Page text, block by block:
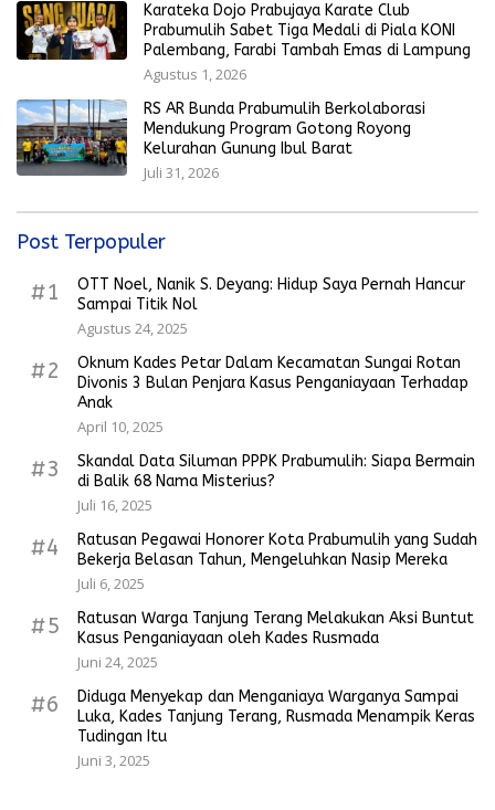
Karateka Dojo Prabujaya Karate Club
Prabumulih Sabet Tiga Medali di Piala KONI
Palembang, Farabi Tambah Emas di Lampung
Agustus 1, 2026
RS AR Bunda Prabumulih Berkolaborasi
Mendukung Program Gotong Royong
Kelurahan Gunung Ibul Barat
Juli 31, 2026
Post Terpopuler
#1
OTT Noel, Nanik S. Deyang: Hidup Saya Pernah Hancur
Sampai Titik Nol
Agustus 24, 2025
#2
Oknum Kades Petar Dalam Kecamatan Sungai Rotan
Divonis 3 Bulan Penjara Kasus Penganiayaan Terhadap
Anak
April 10, 2025
#3
Skandal Data Siluman PPPK Prabumulih: Siapa Bermain
di Balik 68 Nama Misterius?
Juli 16, 2025
#4
Ratusan Pegawai Honorer Kota Prabumulih yang Sudah
Bekerja Belasan Tahun, Mengeluhkan Nasip Mereka
Juli 6, 2025
#5
Ratusan Warga Tanjung Terang Melakukan Aksi Buntut
Kasus Penganiayaan oleh Kades Rusmada
Juni 24, 2025
#6
Diduga Menyekap dan Menganiaya Warganya Sampai
Luka, Kades Tanjung Terang, Rusmada Menampik Keras
Tudingan Itu
Juni 3, 2025